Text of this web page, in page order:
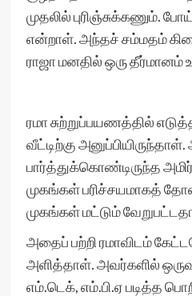
முதலில் புரிஞ்சுக்கணும்.
என்றாள். அந்தச் சம்மதம்
ராஜா மனதில் ஒரு தீர்மானம்
ரமா சுற்றுப்பயணத்தில்
வீட்டிற்கு
பார்த்துக்கொண்டிருந்த
முகங்கள் பரிச்சயமாகத்
முகங்கள் மட்டும்
அதைப் பற்றி ரமாவிடம்
அளித்தாள். அவர்களில்
எம்.டெக், எம்.பி.ஏ படித்த